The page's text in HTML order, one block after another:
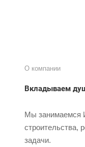
О компании
Вкладываем
Мы занимаемся
строительства,
задачи.